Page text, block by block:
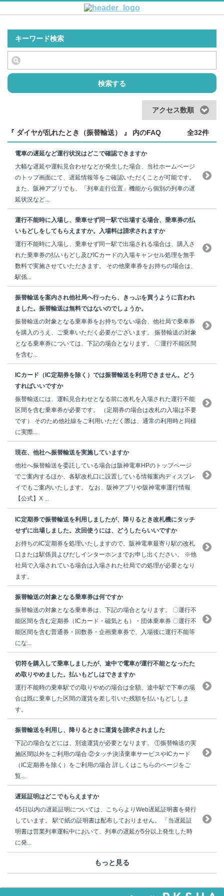
キーワード検索
検索する
アクセス数順
『 ダイヤが乱れたとき（振替輸送） 』 内のFAQ 全32件
電車の遅延など運行状況はどこで確認できますか
大幅な遅延や運転見合わせなどが発生した場合、当社ホームページ
のトップ画面にて、遅延情報等をご確認いただくことが可能です。
また、阪神アプリでも、「列車走行位置」機能から個別の列車の遅
延状況など...
運行不能時に入場し、乗車せず同一駅で出場する場合、乗車券の払
いもどしをしてもらえますか。入場料は請求されますか
運行不能時に入場し、乗車せず同一駅で出場される場合は、購入さ
れた乗車券の払いもどし及びICカードの入場キャンセル処理を無手
数料で実施させていただきます。 その他乗車券をお持ちの場合は、
駅係...
振替輸送を案内され他社局へ行ったら、きっぷを買うように言われ
ました。振替輸送は無料ではないのでしょうか。
振替輸送の対象となる乗車券をお持ちでない場合、他社局で乗車券
を購入のうえ、ご乗車いただく必要がございます。 振替輸送の対象
となる乗車券については、下記の場合となります。 〇運行不能区間
を含む...
ICカード（IC定期券を除く）では振替輸送を利用できません。どう
すればいいですか
振替輸送には、運転見合わせとなる前に改札を入場された運行不能
区間を含む乗車券が必要です。 （定期券の場合は改札の入場は不要
です） そのため他社線をご利用いただく際は、通常の利用時と同様
に実際...
現在、他社へ振替輸送を実施していますか
他社へ振替輸送を委託している場合は阪神電車HPのトップページ
でご案内するほか、各駅改札口に設置している情報案内ディスプレ
イでもご案内いたします。 なお、阪神アプリや阪神電車運行情報
【公式】X ...
IC定期券で振替輸送を利用しましたが、降りるとき改札機にタッチ
せずに出場しました。次回使うには、どうしたらいいですか
お持ちのIC定期券を処理いたしますので、阪神電車最寄り駅の改札
口または駅係員よびだしインターホンまでお申し出ください。 ※他
社局で入場されている場合は入場された社局での処理が必要となり
ます。
振替輸送の対象となる乗車券は何ですか
振替輸送の対象となる乗車券は、下記の場合となります。 〇運行不
能区間を含む定期券（ICカード・磁気とも）・団体乗車券 〇運行不
能区間を含む普通券・回数券・企画乗車券で、入場後に運行不能等
にな...
切符を購入して乗車しましたが、途中で電車が運行不能となったた
め取りやめました。払いもどしはできますか
運行不能時の乗車駅での取りやめの場合は全額、途中駅で下車の場
合は既に乗車した区間の運賃を差し引いた残額を払いもどししま
す。
振替輸送を利用し、降りるときに運賃を請求されました
下記の場合などには、別途運賃が必要となります。 ①振替輸送の実
施区間以外をご利用の場合 ②タッチ決済乗車サービスやICカード
（IC定期券を除く）をご利用の場合 詳しくはこちらのページをご
覧...
遅延証明はどこでもらえますか
45日以内の遅延証明については、こちらよりWeb遅延証明書を発行
しています。 駅で紙の証明書は配布しておりません。 「当遅延証
明書は営業列車運転中において、列車の遅延が5分以上発生した時
に発...
もっと見る